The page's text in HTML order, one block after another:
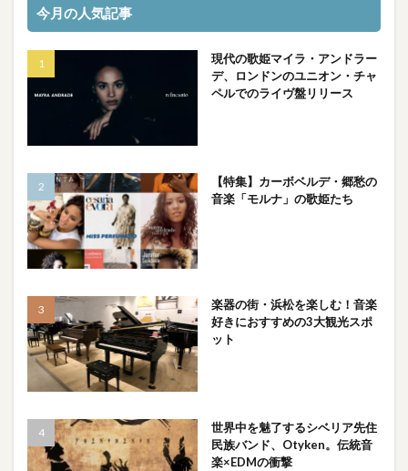
今月の人気記事
現代の歌姫マイラ・アンドラー
デ、ロンドンのユニオン・チャ
ペルでのライヴ盤リリース
【特集】カーボベルデ・郷愁の
音楽「モルナ」の歌姫たち
楽器の街・浜松を楽しむ！音楽
好きにおすすめの3大観光スポ
ット
世界中を魅了するシベリア先住
民族バンド、Otyken。伝統音
楽×EDMの衝撃